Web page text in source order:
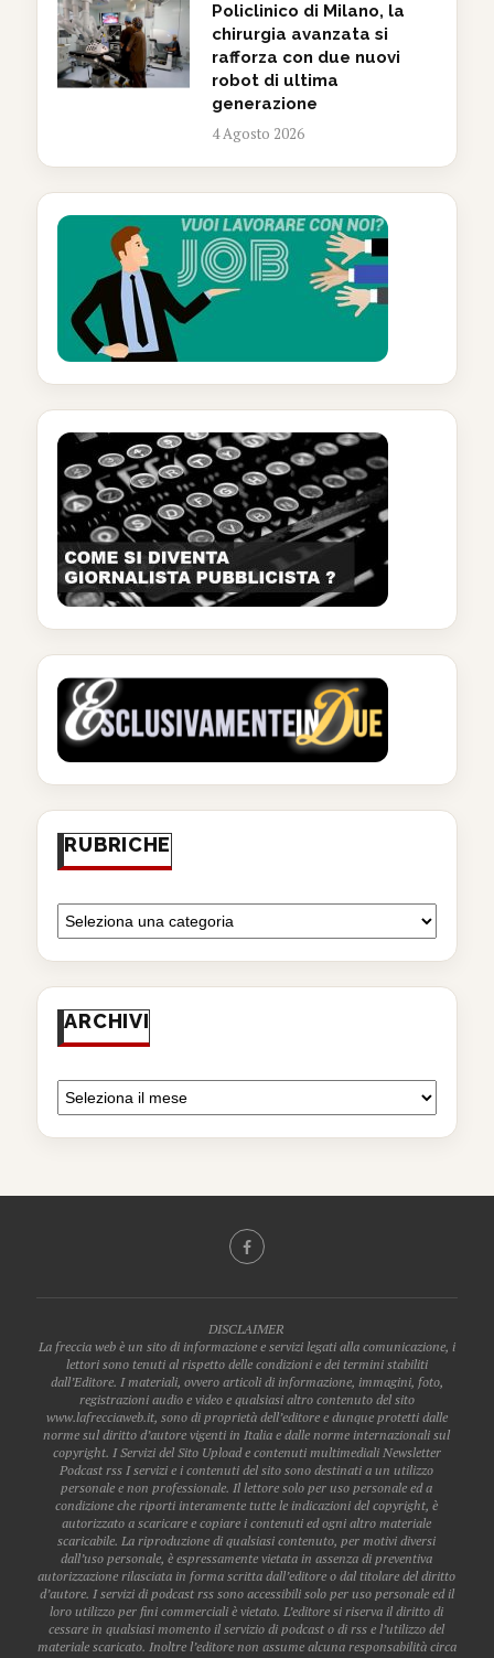
Policlinico di Milano, la
chirurgia avanzata si
rafforza con due nuovi
robot di ultima
generazione
4 Agosto 2026
RUBRICHE
ARCHIVI
DISCLAIMER
La freccia web è un sito di informazione e servizi legati alla comunicazione, i
lettori sono tenuti al rispetto delle condizioni e dei termini stabiliti
dall’Editore. I materiali, ovvero articoli di informazione, immagini, foto,
registrazioni audio e video e qualsiasi altro contenuto del sito
www.lafrecciaweb.it, sono di proprietà dell’editore e dunque protetti dalle
norme sul diritto d’autore vigenti in Italia e dalle norme internazionali sul
copyright. I Servizi del Sito Upload e contenuti multimediali Newsletter
Podcast rss I servizi e i contenuti del sito sono destinati a un utilizzo
personale e non professionale. Il lettore solo per uso personale ed a
condizione che riporti interamente tutte le indicazioni del copyright, è
autorizzato a scaricare e copiare i contenuti ed ogni altro materiale
scaricabile. La riproduzione di qualsiasi contenuto, per motivi diversi
dall’uso personale, è espressamente vietata in assenza di preventiva
autorizzazione rilasciata in forma scritta dall’editore o dal titolare del diritto
d’autore. I servizi di podcast rss sono accessibili solo per uso personale ed il
loro utilizzo per fini commerciali è vietato. L’editore si riserva il diritto di
cessare in qualsiasi momento il servizio di podcast o di rss e l’utilizzo del
materiale scaricato. Inoltre l’editore non assume alcuna responsabilità circa